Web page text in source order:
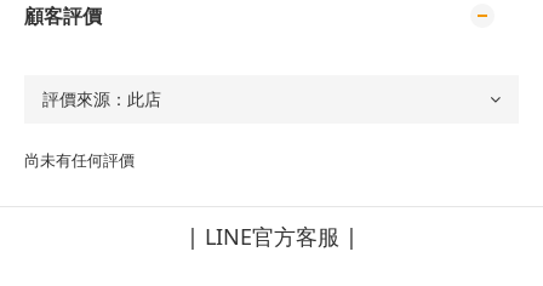
顧客評價
尚未有任何評價
| LINE官方客服 |